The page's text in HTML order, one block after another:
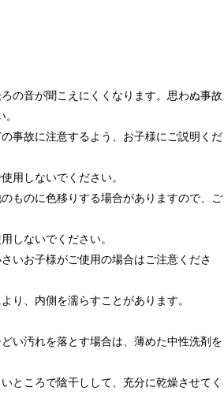
の音が聞こえにくくなります。思わぬ事故
事故に注意するよう、お子様にご説明くだ
用しないでください。
ものに色移りする場合がありますので、ご
しないでください。
いお子様がご使用の場合はご注意くださ
り、内側を濡らすことがあります。
い汚れを落とす場合は、薄めた中性洗剤を
ところで陰干しして、充分に乾燥させてく